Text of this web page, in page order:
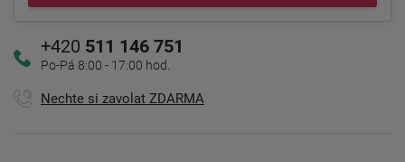
+420 511 146 751
Po-Pá 8:00 - 17:00 hod.
Nechte si zavolat ZDARMA